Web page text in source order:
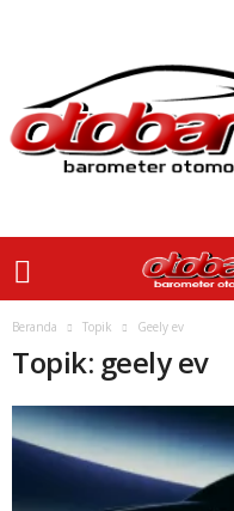
Beranda Topik Geely ev
Topik: geely ev